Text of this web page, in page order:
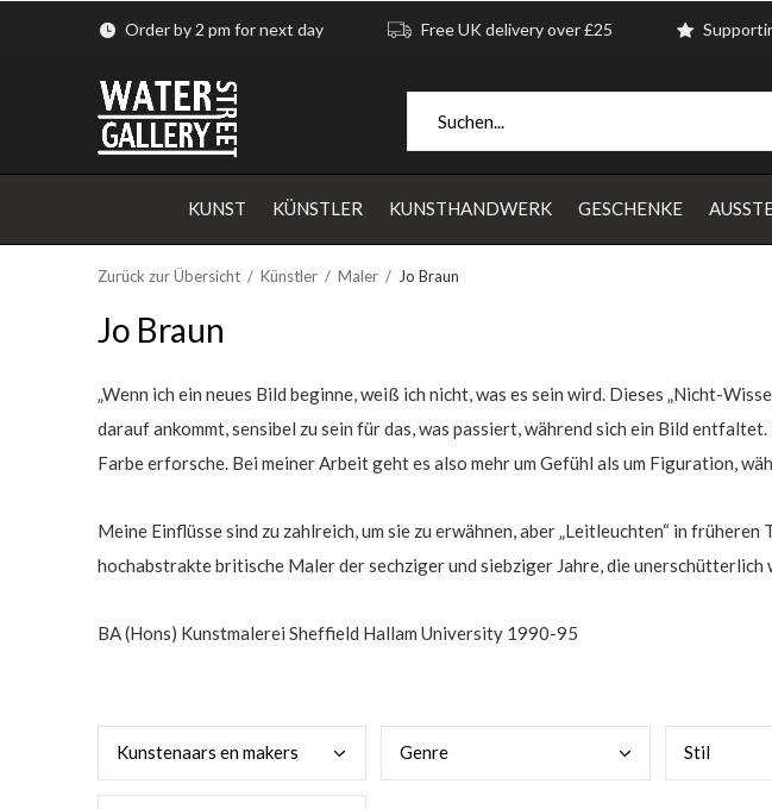
KUNST KÜNSTLER KUNSTHANDWERK GESCHENKE
Order by 2 pm for next day Free UK delivery over £25
Zurück zur Übersicht Künstler Maler Jo Braun
Jo Braun
„Wenn ich ein neues Bild beginne, weiß ich nicht, was es sein wird. Dieses „Nicht-
darauf ankommt, sensibel zu sein für das, was passiert, während sich ein Bild
Farbe erforsche. Bei meiner Arbeit geht es also mehr um Gefühl als um Figuration,
Meine Einflüsse sind zu zahlreich, um sie zu erwähnen, aber „Leitleuchten“ in
hochabstrakte britische Maler der sechziger und siebziger Jahre, die
BA (Hons) Kunstmalerei Sheffield Hallam University 1990-95
Kunstenaars en makers Genre Stil